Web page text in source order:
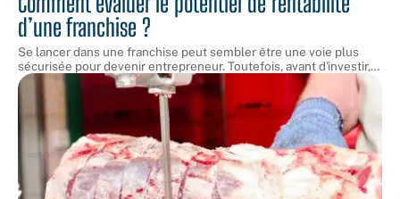
d’une franchise ?
Se lancer dans une franchise peut sembler être une voie plus
sécurisée pour devenir entrepreneur. Toutefois, avant d'investir,…